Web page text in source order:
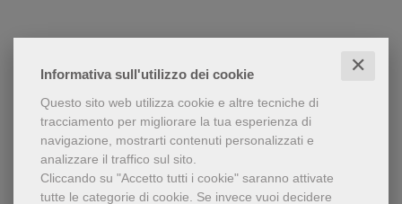
Informativa sull'utilizzo dei cookie ✕
Questo sito web utilizza cookie e altre tecniche di
tracciamento per migliorare la tua esperienza di
navigazione, mostrarti contenuti personalizzati e
analizzare il traffico sul sito.
Cliccando su "Accetto tutti i cookie" saranno attivate
tutte le categorie di cookie. Se invece vuoi decidere